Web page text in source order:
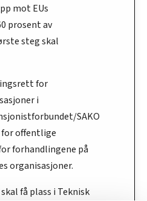
mot EUs
prosent av
steg skal
for
i
SAKO
offentlige
forhandlingene på
organisasjoner.
få plass i Teknisk